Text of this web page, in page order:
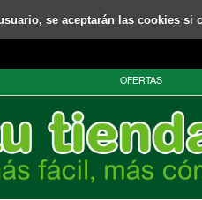
se aceptarán las cookies si
OFERTAS